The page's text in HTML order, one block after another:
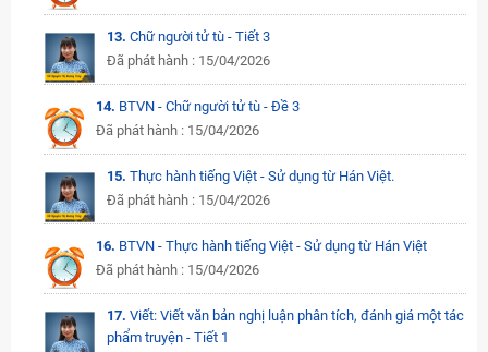
13. Chữ người tử tù - Tiết 3
Đã phát hành : 15/04/2026
14. BTVN - Chữ người tử tù - Đề 3
Đã phát hành : 15/04/2026
15. Thực hành tiếng Việt - Sử dụng từ Hán Việt.
Đã phát hành : 15/04/2026
16. BTVN - Thực hành tiếng Việt - Sử dụng từ Hán Việt
Đã phát hành : 15/04/2026
17. Viết: Viết văn bản nghị luận phân tích, đánh giá một tác
phẩm truyện - Tiết 1